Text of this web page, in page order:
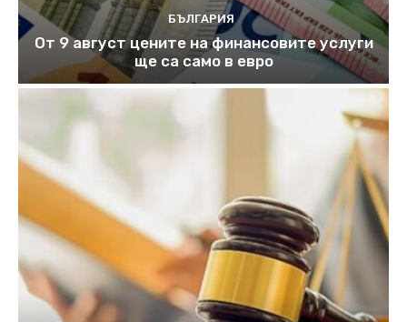
БЪЛГАРИЯ
От 9 август цените на финансовите услуги
ще са само в евро